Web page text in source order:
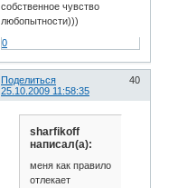
собственное чувство
любопытности)))
0
Поделиться
40
25.10.2009 11:58:35
sharfikoff
написал(а):
меня как правило
отлекает